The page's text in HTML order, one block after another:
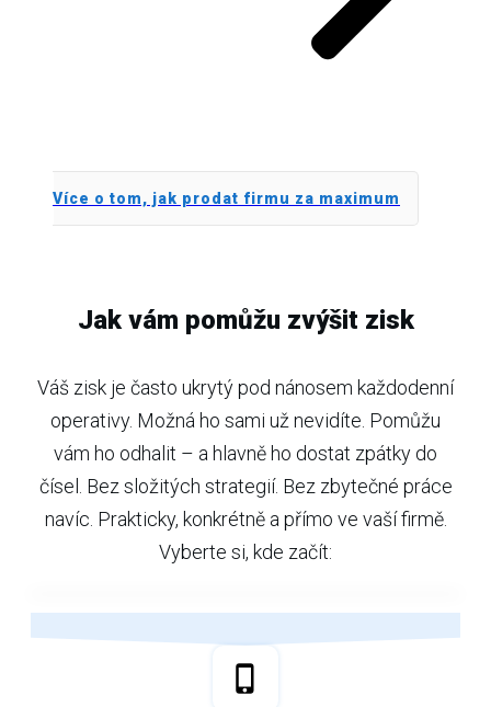
Více o tom, jak prodat firmu za maximum
Jak vám pomůžu zvýšit zisk
Váš zisk je často ukrytý pod nánosem každodenní
operativy. Možná ho sami už nevidíte. Pomůžu
vám ho odhalit – a hlavně ho dostat zpátky do
čísel. Bez složitých strategií. Bez zbytečné práce
navíc. Prakticky, konkrétně a přímo ve vaší firmě.
Vyberte si, kde začít: